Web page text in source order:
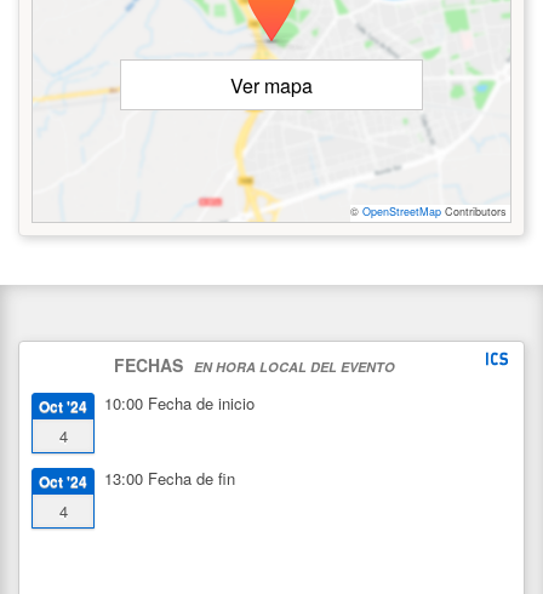
Ver mapa
© OpenStreetMap Contributors
FECHAS EN HORA LOCAL DEL EVENTO
Oct '24
4
10:00 Fecha de inicio
Oct '24
4
13:00 Fecha de fin